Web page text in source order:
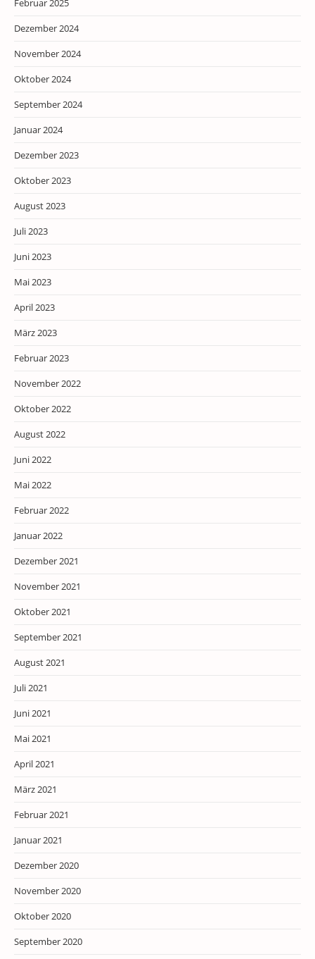
Februar 2025
Dezember 2024
November 2024
Oktober 2024
September 2024
Januar 2024
Dezember 2023
Oktober 2023
August 2023
Juli 2023
Juni 2023
Mai 2023
April 2023
März 2023
Februar 2023
November 2022
Oktober 2022
August 2022
Juni 2022
Mai 2022
Februar 2022
Januar 2022
Dezember 2021
November 2021
Oktober 2021
September 2021
August 2021
Juli 2021
Juni 2021
Mai 2021
April 2021
März 2021
Februar 2021
Januar 2021
Dezember 2020
November 2020
Oktober 2020
September 2020